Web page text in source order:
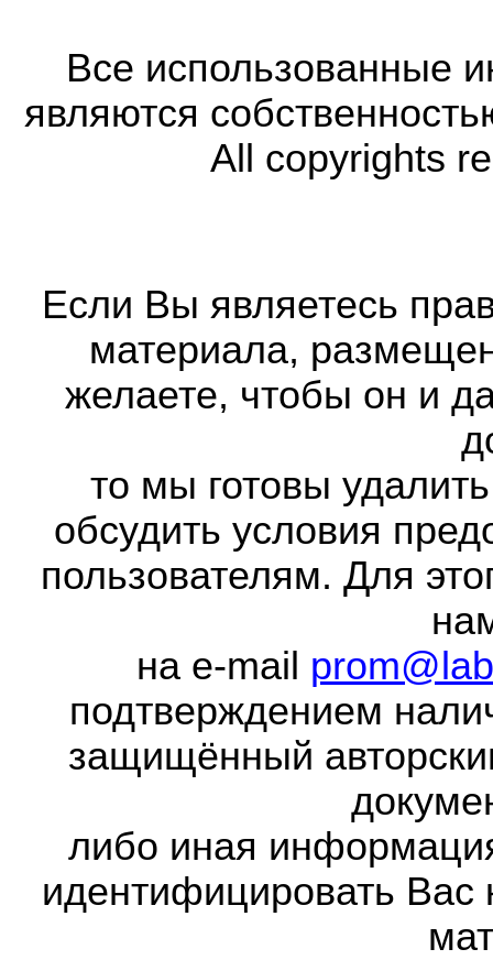
Все использованные
являются
All copyrights
Если Вы являетесь
материала,
желаете, чтобы он и
то мы готовы
обсудить условия
пользователям. Для
на e-mail
подтверждением
защищённый
либо иная
идентифицировать Вас